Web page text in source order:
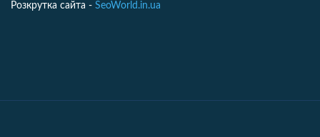
Розкрутка сайта - SeoWorld.in.ua